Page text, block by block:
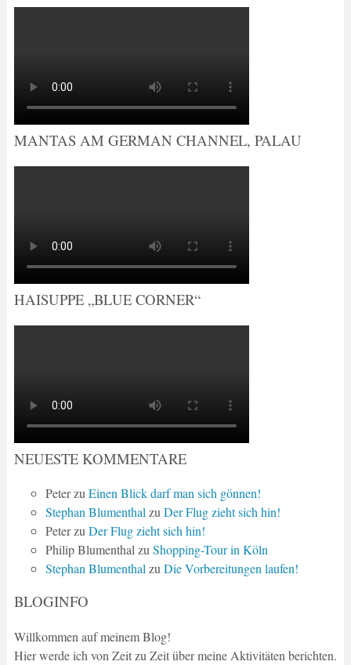
MANTAS AM GERMAN CHANNEL, PALAU
HAISUPPE „BLUE CORNER“
NEUESTE KOMMENTARE
PeterzuEinen Blick darf man sich gönnen!
Stephan BlumenthalzuDer Flug zieht sich hin!
PeterzuDer Flug zieht sich hin!
Philip BlumenthalzuShopping-Tour in Köln
Stephan BlumenthalzuDie Vorbereitungen laufen!
BLOGINFO
Willkommen auf meinem Blog!
Hier werde ich von Zeit zu Zeit über meine Aktivitäten berichten.